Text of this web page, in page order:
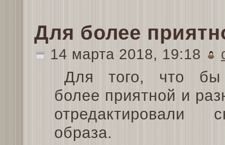
Для более
14 марта 2018, 19:18
Для того, что бы
более приятной и
отредактировали
образа.